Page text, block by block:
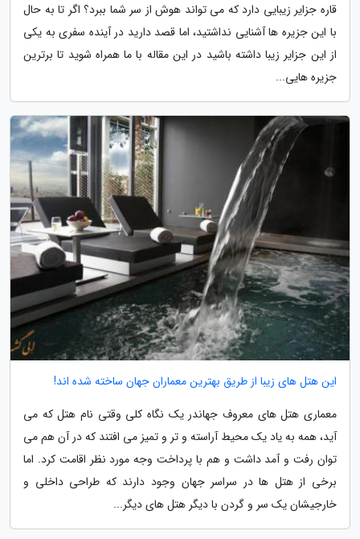
قاره جزایر زیبایی دارد که می تواند هوش از سر شما ببرد؟ اگر تا به حال
با این جزیره ها آشنایی نداشتید، اما قصد دارید در آینده سفری به یکی
از این جزایر زیبا داشته باشید در این مقاله با ما همراه شوید تا برترین
جزیره هایی...
این هتل های زیبا از طریق بهترین معماران جهان ساخته شده اند!
معماری هتل های معروف جهاندر یک نگاه کلی وقتی نام هتل که می
آید، همه به یاد یک محیط آراسته و تر و تمیز می افتند که در آن هم می
توان رفت و آمد داشت و هم با پرداخت وجه مورد نظر اقامت کرد. اما
برخی از هتل ها در سراسر جهان وجود دارند که طراحی داخلی و
خارجیشان یک سر و گردن با دیگر هتل های دیگر...